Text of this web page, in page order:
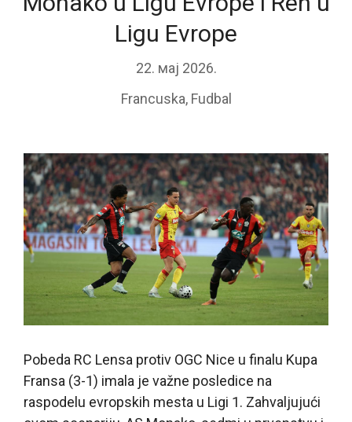
Ligu Evrope
22. мај 2026.
Francuska, Fudbal
Pobeda RC Lensa protiv OGC Nice u finalu Kupa
Fransa (3-1) imala je važne posledice na
raspodelu evropskih mesta u Ligi 1. Zahvaljujući